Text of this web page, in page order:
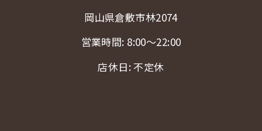
岡山県倉敷市林2074
営業時間: 8:00〜22:00
店休日: 不定休